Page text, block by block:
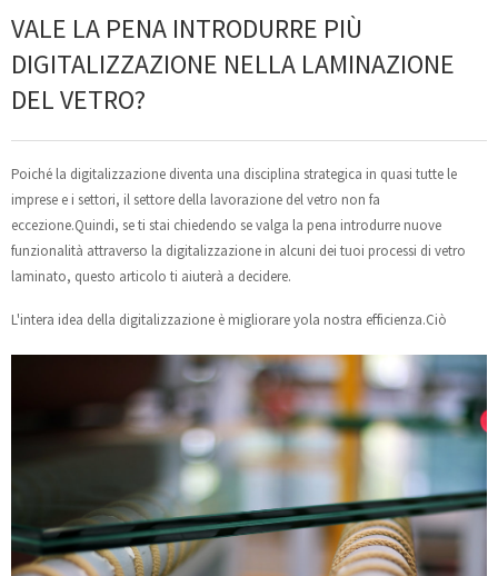
VALE LA PENA INTRODURRE PIÙ
DIGITALIZZAZIONE NELLA LAMINAZIONE
DEL VETRO?
Poiché la digitalizzazione diventa una disciplina strategica in quasi tutte le
imprese e i settori, il settore della lavorazione del vetro non fa
eccezione.Quindi, se ti stai chiedendo se valga la pena introdurre nuove
funzionalità attraverso la digitalizzazione in alcuni dei tuoi processi di vetro
laminato, questo articolo ti aiuterà a decidere.
L'intera idea della digitalizzazione è migliorare yola nostra efficienza.Ciò